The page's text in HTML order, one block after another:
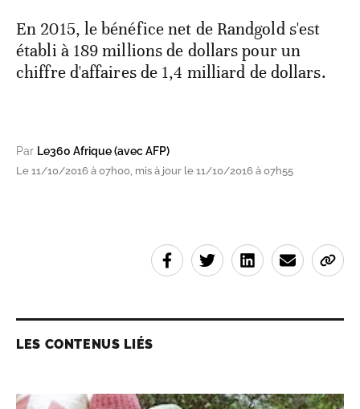
En 2015, le bénéfice net de Randgold s'est
établi à 189 millions de dollars pour un
chiffre d'affaires de 1,4 milliard de dollars.
Par Le360 Afrique (avec AFP)
Le 11/10/2016 à 07h00, mis à jour le 11/10/2016 à 07h55
LES CONTENUS LIÉS